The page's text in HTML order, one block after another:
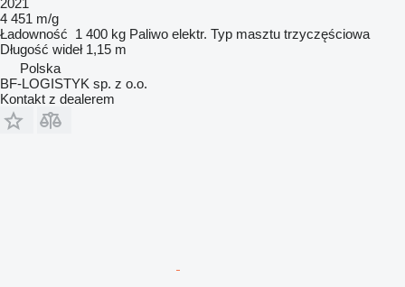
2021
4 451 m/g
Ładowność 1 400 kg Paliwo elektr. Typ masztu trzyczęściowa
Długość wideł 1,15 m
Polska
BF-LOGISTYK sp. z o.o.
Kontakt z dealerem